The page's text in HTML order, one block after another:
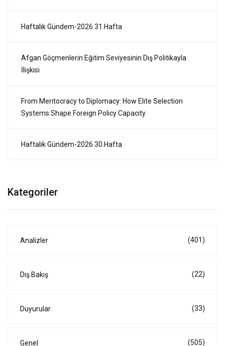
Haftalık Gündem-2026 31.Hafta
Afgan Göçmenlerin Eğitim Seviyesinin Dış Politikayla
İlişkisi
From Meritocracy to Diplomacy: How Elite Selection
Systems Shape Foreign Policy Capacity
Haftalık Gündem-2026 30.Hafta
Kategoriler
Analizler (401)
Dış Bakış (22)
Duyurular (33)
Genel (505)